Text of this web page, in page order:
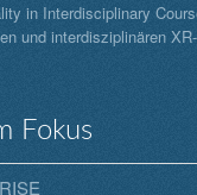
in Interdisciplinary
und interdisziplinären
Fokus